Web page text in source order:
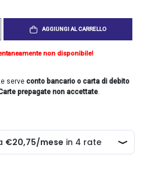
AGGIUNGI AL CARRELLO
non disponibile!
serveconto bancario o carta di debito
prepagate non accettate.